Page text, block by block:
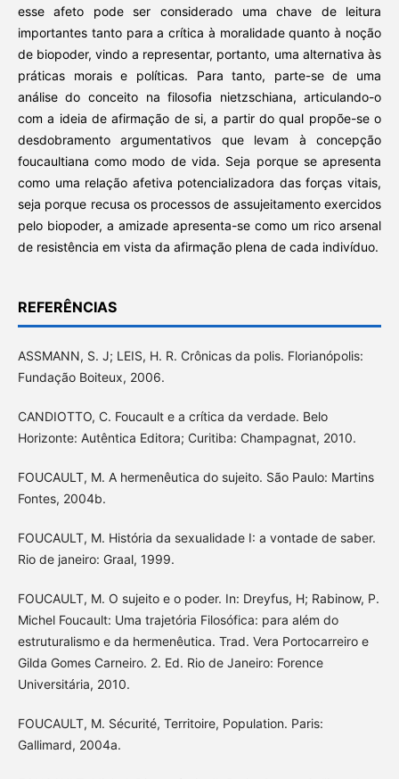
esse afeto pode ser considerado uma chave de leitura
importantes tanto para a crítica à moralidade quanto à noção
de biopoder, vindo a representar, portanto, uma alternativa às
práticas morais e políticas. Para tanto, parte-se de uma
análise do conceito na filosofia nietzschiana, articulando-o
com a ideia de afirmação de si, a partir do qual propõe-se o
desdobramento argumentativos que levam à concepção
foucaultiana como modo de vida. Seja porque se apresenta
como uma relação afetiva potencializadora das forças vitais,
seja porque recusa os processos de assujeitamento exercidos
pelo biopoder, a amizade apresenta-se como um rico arsenal
de resistência em vista da afirmação plena de cada indivíduo.
REFERÊNCIAS
ASSMANN, S. J; LEIS, H. R. Crônicas da polis. Florianópolis:
Fundação Boiteux, 2006.
CANDIOTTO, C. Foucault e a crítica da verdade. Belo
Horizonte: Autêntica Editora; Curitiba: Champagnat, 2010.
FOUCAULT, M. A hermenêutica do sujeito. São Paulo: Martins
Fontes, 2004b.
FOUCAULT, M. História da sexualidade I: a vontade de saber.
Rio de janeiro: Graal, 1999.
FOUCAULT, M. O sujeito e o poder. In: Dreyfus, H; Rabinow, P.
Michel Foucault: Uma trajetória Filosófica: para além do
estruturalismo e da hermenêutica. Trad. Vera Portocarreiro e
Gilda Gomes Carneiro. 2. Ed. Rio de Janeiro: Forence
Universitária, 2010.
FOUCAULT, M. Sécurité, Territoire, Population. Paris:
Gallimard, 2004a.